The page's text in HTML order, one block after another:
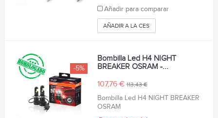
Añadir para comparar
AÑADIR A LA CESTA
-5%
Bombilla Led H4 NIGHT
BREAKER OSRAM -...
107,76 €113,43 €
Bombilla Led H4 NIGHT BREAKER
OSRAM